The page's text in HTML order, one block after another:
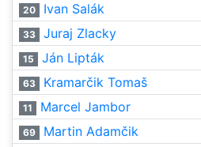
20 Ivan Salák
33 Juraj Zlacky
15 Ján Lipták
63 Kramarčik Tomaš
11 Marcel Jambor
69 Martin Adamčik